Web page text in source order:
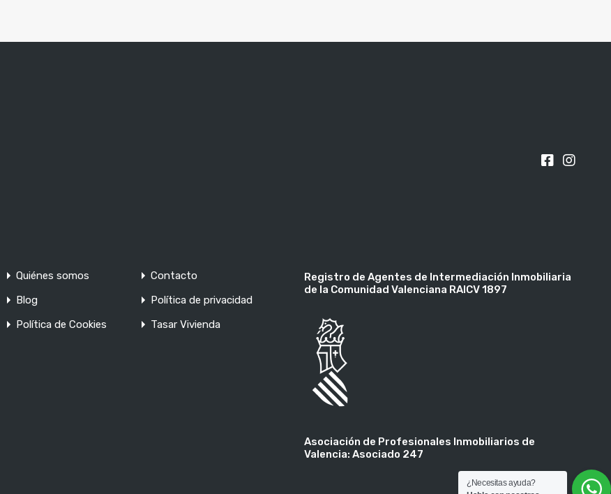
Quiénes somos
Contacto
Blog
Política de privacidad
Política de Cookies
Tasar Vivienda
Registro de Agentes de Intermediación Inmobiliaria
de la Comunidad Valenciana RAICV 1897
Asociación de Profesionales Inmobiliarios de
Valencia: Asociado 247
¿Necesitas ayuda?